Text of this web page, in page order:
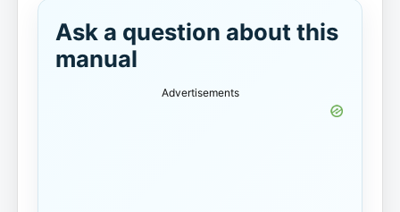
Ask a question about this
manual
Advertisements